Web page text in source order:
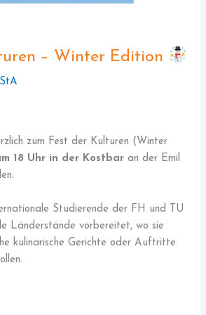
– Winter Edition
zum Fest der Kulturen (Winter
18 Uhr in der Kostbar an der Emil
Studierende der FH und TU
Länderstände vorbereitet, wo sie
kulinarische Gerichte oder Auftritte